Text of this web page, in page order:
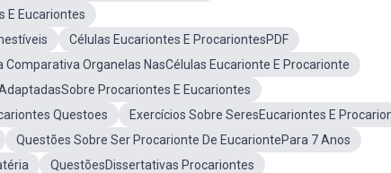
E Eucariontes
Células Eucariontes E ProcariontesPDF
Comparativa Organelas NasCélulas Eucarionte E Procarionte
Procariontes E Eucariontes
Questoes
Exercícios Sobre SeresEucariontes E
Questões Sobre Ser Procarionte De EucariontePara 7 Anos
QuestõesDissertativas Procariontes